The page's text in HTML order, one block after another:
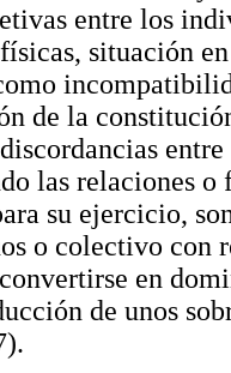
entre los
situación
de la
las relaciones o
su ejercicio,
o colectivo con
en
de unos